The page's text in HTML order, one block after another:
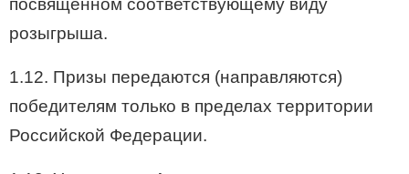
посвященном соответствующему виду
розыгрыша.
1.12. Призы передаются (направляются)
победителям только в пределах территории
Российской Федерации.